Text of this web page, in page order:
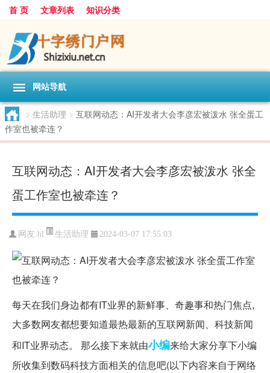
首 页 文章列表 知识分类
网站导航
> 生活助理 > 互联网动态：AI开发者大会李彦宏被泼水 张全蛋工
作室也被牵连？
互联网动态：AI开发者大会李彦宏被泼水 张全
蛋工作室也被牵连？
网友:hl 生活助理 2024-03-07 17:55:03
每天在我们身边都有IT业界的新鲜事、奇趣事和热门焦点,
大多数网友都想要知道最热最新的互联网新闻、科技新闻
和IT业界动态。 那么接下来就由小编来给大家分享下小编
所收集到数码科技方面相关的信息吧(以下内容来自于网络